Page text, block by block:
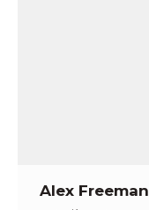
Alex Freeman